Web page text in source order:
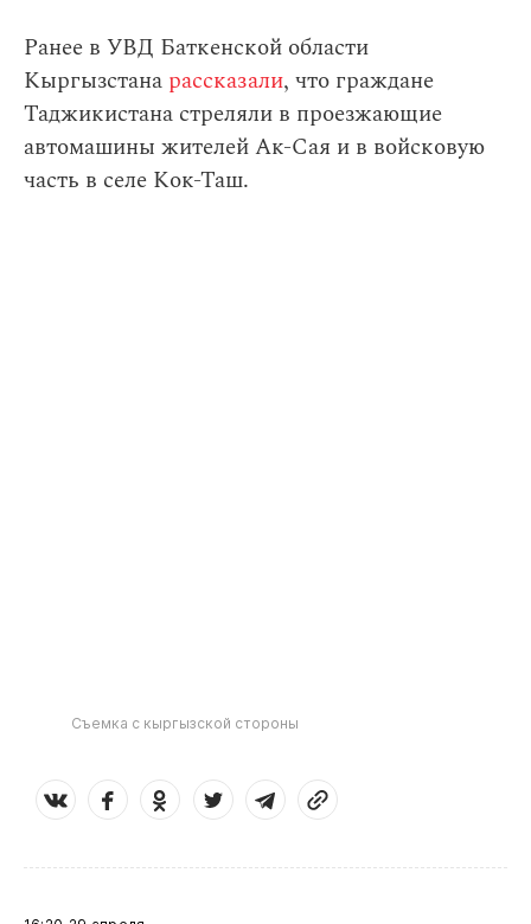
Ранее в УВД Баткенской области
Кыргызстана рассказали, что граждане
Таджикистана стреляли в проезжающие
автомашины жителей Ак-Сая и в войсковую
часть в селе Кок-Таш.
Съемка с кыргызской стороны